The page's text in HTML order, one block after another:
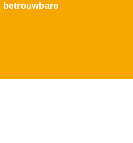
betrouwbare